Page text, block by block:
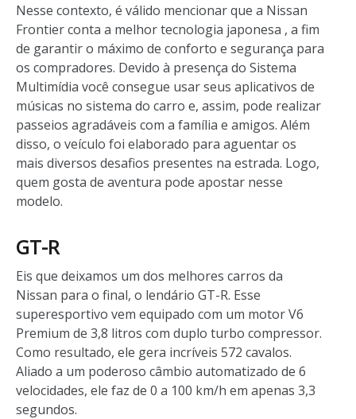
Nesse contexto, é válido mencionar que a Nissan
Frontier conta a melhor tecnologia japonesa , a fim
de garantir o máximo de conforto e segurança para
os compradores. Devido à presença do Sistema
Multimídia você consegue usar seus aplicativos de
músicas no sistema do carro e, assim, pode realizar
passeios agradáveis com a família e amigos. Além
disso, o veículo foi elaborado para aguentar os
mais diversos desafios presentes na estrada. Logo,
quem gosta de aventura pode apostar nesse
modelo.
GT-R
Eis que deixamos um dos melhores carros da
Nissan para o final, o lendário GT-R. Esse
superesportivo vem equipado com um motor V6
Premium de 3,8 litros com duplo turbo compressor.
Como resultado, ele gera incríveis 572 cavalos.
Aliado a um poderoso câmbio automatizado de 6
velocidades, ele faz de 0 a 100 km/h em apenas 3,3
segundos.